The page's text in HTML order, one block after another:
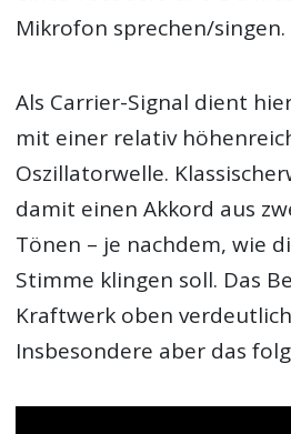
Mikrofon sprechen/singen.
Als Carrier-Signal dient
mit einer relativ
Oszillatorwelle.
damit einen Akkord aus
Tönen – je nachdem, wie
Stimme klingen soll. Das
Kraftwerk oben
Insbesondere aber das